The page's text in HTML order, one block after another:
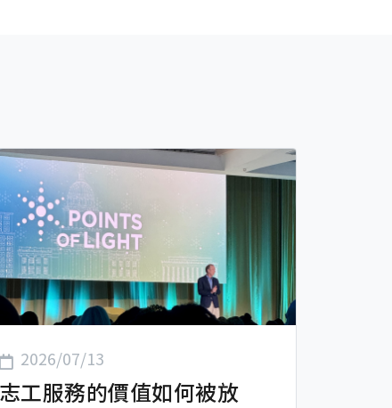
2026/07/13
志工服務的價值如何被放